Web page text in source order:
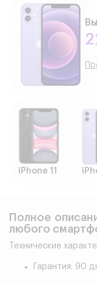
iPhone 11
Полное
любого
Технические
Гарантия: 90